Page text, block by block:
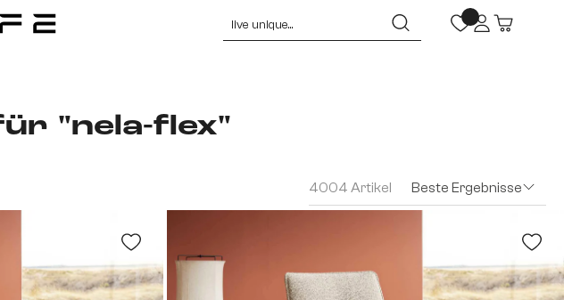
"nela-flex"
4004 Artikel Beste Ergebnisse